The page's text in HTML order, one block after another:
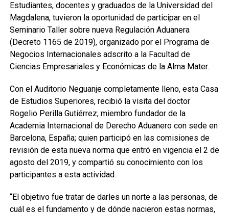
Estudiantes, docentes y graduados de la Universidad del
Magdalena, tuvieron la oportunidad de participar en el
Seminario Taller sobre nueva Regulación Aduanera
(Decreto 1165 de 2019), organizado por el Programa de
Negocios Internacionales adscrito a la Facultad de
Ciencias Empresariales y Económicas de la Alma Mater.
Con el Auditorio Neguanje completamente lleno, esta Casa
de Estudios Superiores, recibió la visita del doctor
Rogelio Perilla Gutiérrez, miembro fundador de la
Academia Internacional de Derecho Aduanero con sede en
Barcelona, España; quien participó en las comisiones de
revisión de esta nueva norma que entró en vigencia el 2 de
agosto del 2019, y compartió su conocimiento con los
participantes a esta actividad.
“El objetivo fue tratar de darles un norte a las personas, de
cuál es el fundamento y de dónde nacieron estas normas,